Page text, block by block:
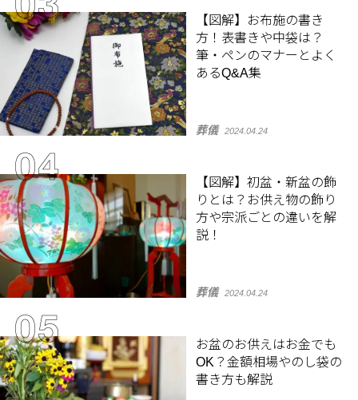
【図解】お布施の書き
方！表書きや中袋は？
筆・ペンのマナーとよく
あるQ&A集
葬儀 2024.04.24
【図解】初盆・新盆の飾
りとは？お供え物の飾り
方や宗派ごとの違いを解
説！
葬儀 2024.04.24
お盆のお供えはお金でも
OK？金額相場やのし袋の
書き方も解説